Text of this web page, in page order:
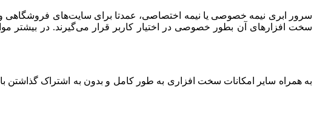
سرور ابری نیمه خصوصی یا نیمه اختصاصی، عمدتا برای سایت‌های فروشگاهی و
سخت افزارهای آن بطور خصوصی در اختیار کاربر قرار می‌گیرند. در بیشتر